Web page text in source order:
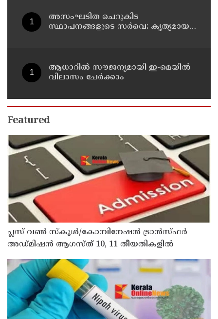
അസംഘടിത ചെറുകിട
സ്ഥാപനങ്ങളുടെ സർവെ: കൃത്യമായ
ആധാറിൽ സൗജന്യമായി ഇ-മെയിൽ
വിലാസം ചേർക്കാം
Featured
പ്ലസ് വൺ സ്‌കൂൾ/കോമ്പിനേഷൻ ട്രാൻസ്ഫർ
അഡ്മിഷൻ ആഗസ്ത് 10, 11 തീയതികളിൽ